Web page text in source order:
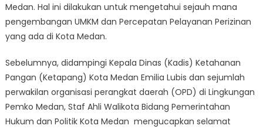
Medan. Hal ini dilakukan untuk mengetahui sejauh mana
pengembangan UMKM dan Percepatan Pelayanan Perizinan
yang ada di Kota Medan.
Sebelumnya, didampingi Kepala Dinas (Kadis) Ketahanan
Pangan (Ketapang) Kota Medan Emilia Lubis dan sejumlah
perwakilan organisasi perangkat daerah (OPD) di Lingkungan
Pemko Medan, Staf Ahli Walikota Bidang Pemerintahan
Hukum dan Politik Kota Medan mengucapkan selamat